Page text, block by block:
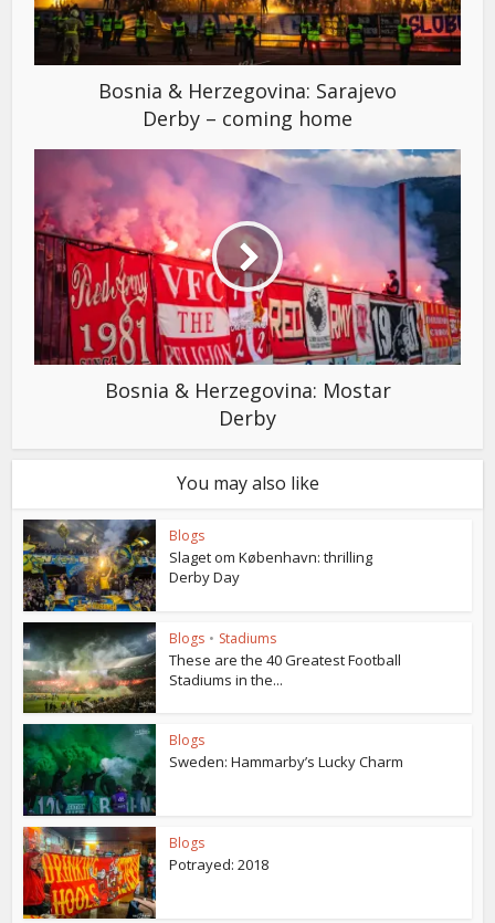
Bosnia & Herzegovina: Sarajevo
Derby – coming home
Bosnia & Herzegovina: Mostar
Derby
You may also like
Blogs
Slaget om København: thrilling
Derby Day
Blogs • Stadiums
These are the 40 Greatest Football
Stadiums in the...
Blogs
Sweden: Hammarby’s Lucky Charm
Blogs
Potrayed: 2018